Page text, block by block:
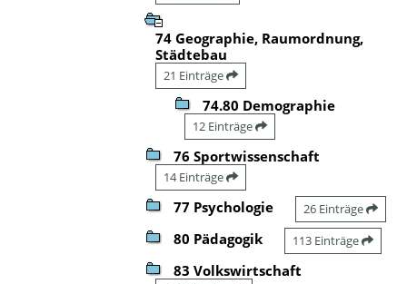
74 Geographie, Raumordnung,
Städtebau
21 Einträge
74.80 Demographie
12 Einträge
76 Sportwissenschaft
14 Einträge
77 Psychologie 26 Einträge
80 Pädagogik 113 Einträge
83 Volkswirtschaft